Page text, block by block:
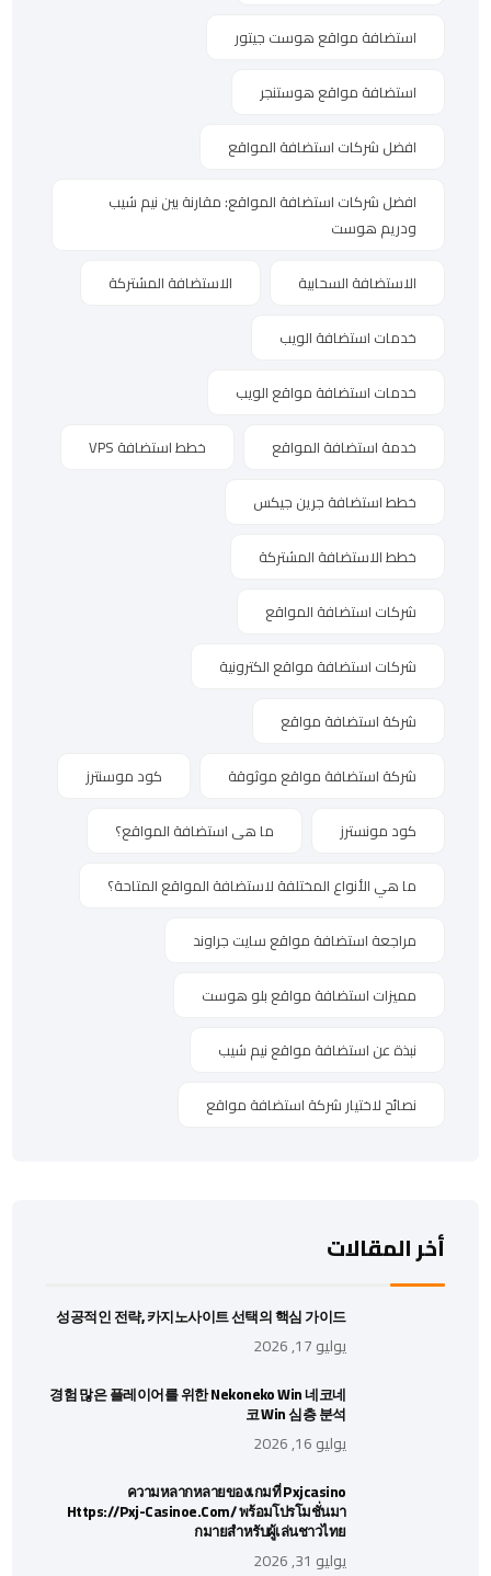
استضافة مواقع هوست جيتور
استضافة مواقع هوستنجر
افضل شركات استضافة المواقع
افضل شركات استضافة المواقع: مقارنة بين نيم شيب
ودريم هوست
الاستضافة السحابية الاستضافة المشتركة
خدمات استضافة الويب
خدمات استضافة مواقع الويب
خدمة استضافة المواقع خطط استضافة VPS
خطط استضافة جرين جيكس
خطط الاستضافة المشتركة
شركات استضافة المواقع
شركات استضافة مواقع الكترونية
شركة استضافة مواقع
شركة استضافة مواقع موثوقة كود موسنترز
كود مونسترز ما هى استضافة المواقع؟
ما هي الأنواع المختلفة لاستضافة المواقع المتاحة؟
مراجعة استضافة مواقع سايت جراوند
مميزات استضافة مواقع بلو هوست
نبذة عن استضافة مواقع نيم شيب
نصائح لاختيار شركة استضافة مواقع
أخر المقالات
성공적인 전략, 카지노사이트 선택의 핵심 가이드
يوليو 17, 2026
경험 많은 플레이어를 위한 Nekoneko Win 네코네
코 Win 심층 분석
يوليو 16, 2026
ความหลากหลายของเกมที่ Pxjcasino
Https://pxj-Casinoe.com/ พร้อมโปรโมชั่นมา
กมายสำหรับผู้เล่นชาวไทย
يوليو 31, 2026